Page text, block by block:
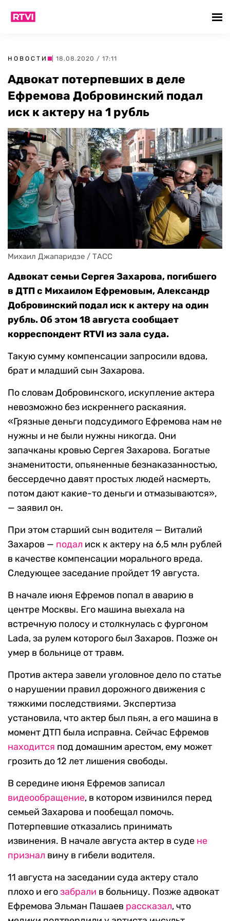
НОВОСТИ | 18.08.2020 / 17:11
Адвокат потерпевших в деле
Ефремова Добровинский подал
иск к актеру на 1 рубль
Михаил Джапаридзе / ТАСС
Адвокат семьи Сергея Захарова, погибшего
в ДТП с Михаилом Ефремовым, Александр
Добровинский подал иск к актеру на один
рубль. Об этом 18 августа сообщает
корреспондент RTVI из зала суда.
Такую сумму компенсации запросили вдова,
брат и младший сын Захарова.
По словам Добровинского, искупление актера
невозможно без искреннего раскаяния.
«Грязные деньги подсудимого Ефремова нам не
нужны и не были нужны никогда. Они
запачканы кровью Сергея Захарова. Богатые
знаменитости, опьяненные безнаказанностью,
бессердечно давят простых людей насмерть,
потом дают какие-то деньги и отмазываются»,
— заявил он.
При этом старший сын водителя — Виталий
Захаров — подал иск к актеру на 6,5 млн рублей
в качестве компенсации морального вреда.
Следующее заседание пройдет 19 августа.
В начале июня Ефремов попал в аварию в
центре Москвы. Его машина выехала на
встречную полосу и столкнулась с фургоном
Lada, за рулем которого был Захаров. Позже он
умер в больнице от травм.
Против актера завели уголовное дело по статье
о нарушении правил дорожного движения с
тяжкими последствиями. Экспертиза
установила, что актер был пьян, а его машина в
момент ДТП была исправна. Сейчас Ефремов
находится под домашним арестом, ему может
грозить до 12 лет лишения свободы.
В середине июня Ефремов записал
видеообращение, в котором извинился перед
семьей Захарова и пообещал помочь.
Потерпевшие отказались принимать
извинения. В начале августа актер в суде не
признал вину в гибели водителя.
11 августа на заседании суда актеру стало
плохо и егозабрали в больницу. Позже адвокат
Ефремова Эльман Пашаев рассказал, что